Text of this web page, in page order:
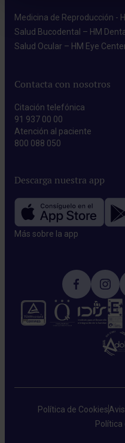
Medicina de Reproducción -
Salud Bucodental – HM
Salud Ocular – HM Eye
Contacta con nosotros
Citación telefónica
91 937 00 00
Atención al paciente
800 088 050
Descarga nuestra app
Más sobre la app​
Política de Cookies
Política